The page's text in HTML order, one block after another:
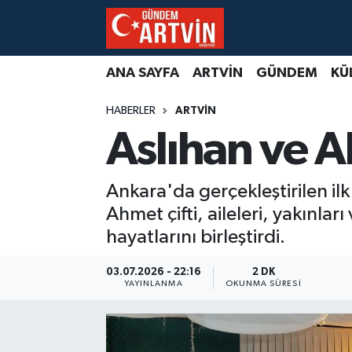
ANA SAYFA ARTVİN GÜNDEM
HABERLER ARTVİN
Aslıhan ve
Ankara'da gerçekleştirilen
Ahmet çifti, aileleri, yakınları
hayatlarını birleştirdi.
03.07.2026 - 22:16
YAYINLANMA
2 DK
OKUNMA SÜRESI